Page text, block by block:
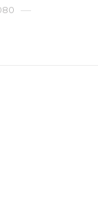
—